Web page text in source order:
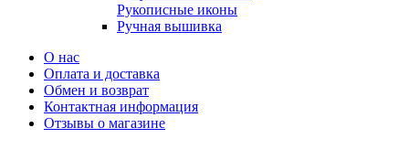
Рукописные иконы
Ручная вышивка
О нас
Оплата и доставка
Обмен и возврат
Контактная информация
Отзывы о магазине